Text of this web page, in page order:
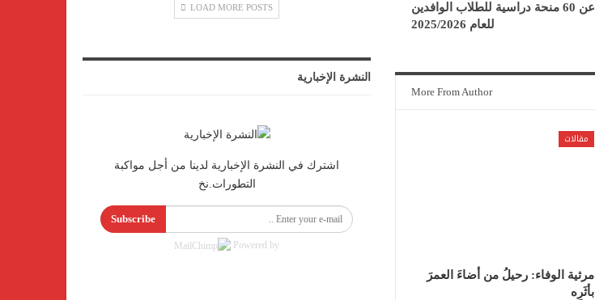
جامعة حلوان تُعلن عن 60 منحة دراسية للطلاب الوافدين
للعام 2025/2026
More From Author
مقالات
مرثية الوفاء: رحيلُ من أضاءَ العمرَ
بأثَرِه
LOAD MORE POSTS
النشرة الإخبارية
اشترك في النشرة الإخبارية لدينا من أجل مواكبة
التطورات.نخ
Subscribe
Powered by